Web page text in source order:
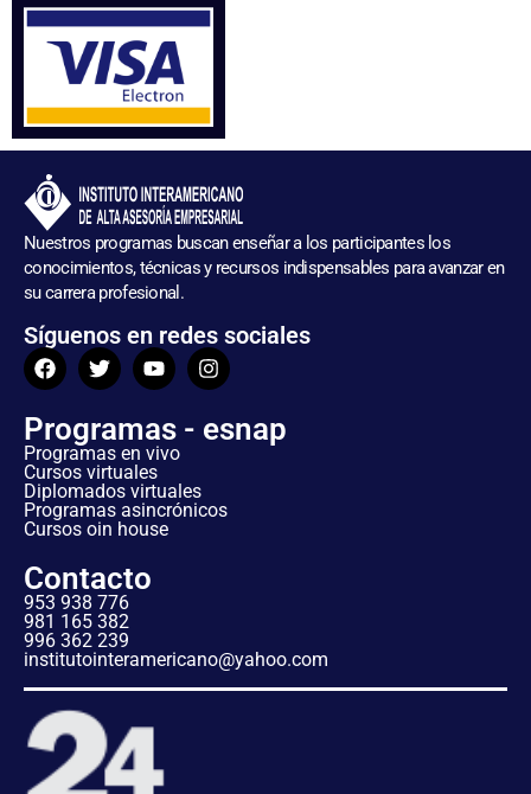
Nuestros programas buscan enseñar a los participantes los
conocimientos, técnicas y recursos indispensables para avanzar en
su carrera profesional.
Síguenos en redes sociales
Programas - esnap
Programas en vivo
Cursos virtuales
Diplomados virtuales
Programas asincrónicos
Cursos oin house
Contacto
953 938 776
981 165 382
996 362 239
institutointeramericano@yahoo.com